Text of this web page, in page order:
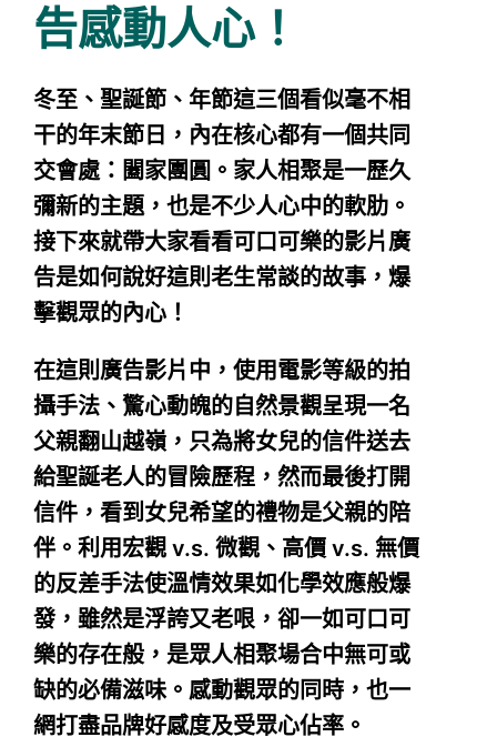
告感動人心！
冬至、聖誕節、年節這三個看似毫不相
干的年末節日，內在核心都有一個共同
交會處：闔家團圓。家人相聚是一歷久
彌新的主題，也是不少人心中的軟肋。
接下來就帶大家看看可口可樂的影片廣
告是如何說好這則老生常談的故事，爆
擊觀眾的內心！
在這則廣告影片中，使用電影等級的拍
攝手法、驚心動魄的自然景觀呈現一名
父親翻山越嶺，只為將女兒的信件送去
給聖誕老人的冒險歷程，然而最後打開
信件，看到女兒希望的禮物是父親的陪
伴。利用宏觀 v.s. 微觀、高價 v.s. 無價
的反差手法使溫情效果如化學效應般爆
發，雖然是浮誇又老哏，卻一如可口可
樂的存在般，是眾人相聚場合中無可或
缺的必備滋味。感動觀眾的同時，也一
網打盡品牌好感度及受眾心佔率。